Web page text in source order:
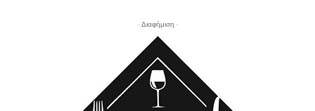
- Διαφήμιση -